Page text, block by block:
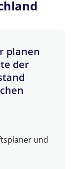
planen
der
und